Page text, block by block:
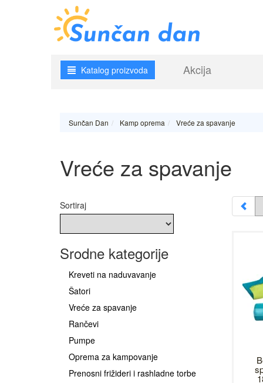
Katalog proizvoda Akcija
Sunčan Dan Kamp oprema Vreće za spavanje
Vreće za spavanje
Sortiraj
Srodne kategorije
Kreveti na naduvavanje
Šatori
Vreće za spavanje
Rančevi
Pumpe
Oprema za kampovanje
Prenosni frižideri i rashladne torbe